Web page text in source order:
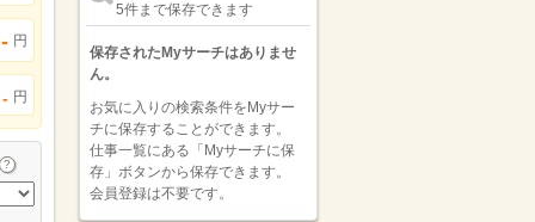
- 円
- 円
5件まで保存できます
保存されたMyサーチはありませ
ん。
お気に入りの検索条件をMyサー
チに保存することができます。
仕事一覧にある「Myサーチに保
存」ボタンから保存できます。
会員登録は不要です。